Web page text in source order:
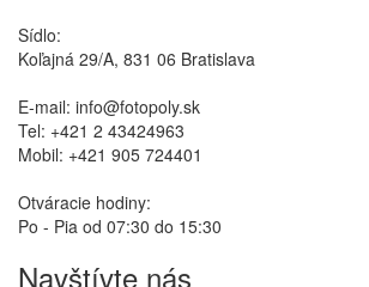
Sídlo:
Koľajná 29/A, 831 06 Bratislava
E-mail: info@fotopoly.sk
Tel: +421 2 43424963
Mobil: +421 905 724401
Otváracie hodiny:
Po - Pia od 07:30 do 15:30
Navštívte nás